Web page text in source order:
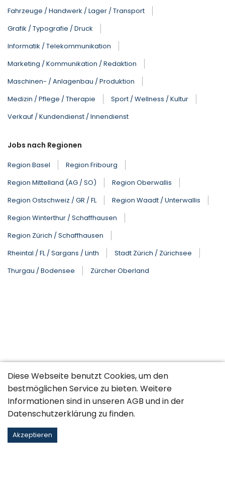
Fahrzeuge / Handwerk / Lager / Transport
Grafik / Typografie / Druck
Informatik / Telekommunikation
Marketing / Kommunikation / Redaktion
Maschinen- / Anlagenbau / Produktion
Medizin / Pflege / Therapie
Sport / Wellness / Kultur
Verkauf / Kundendienst / Innendienst
Jobs nach Regionen
Region Basel
Region Fribourg
Region Mittelland (AG / SO)
Region Oberwallis
Region Ostschweiz / GR / FL
Region Waadt / Unterwallis
Region Winterthur / Schaffhausen
Region Zürich / Schaffhausen
Rheintal / FL / Sargans / Linth
Stadt Zürich / Zürichsee
Thurgau / Bodensee
Zürcher Oberland
Diese Webseite benutzt Cookies, um den
bestmöglichen Service zu bieten. Weitere
Informationen sind in unserenAGB und in der
Datenschutzerklärung zu finden.
Akzeptieren